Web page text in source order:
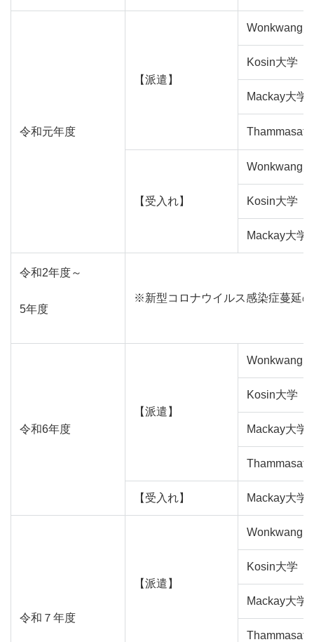
令和元年度
【派遣】
Wonkwang
Kosin大学
Mackay大学
Thammasat
【受入れ】
Wonkwang
Kosin大学
Mackay大学
令和2年度～
5年度
※新型コロナウイルス感染症蔓延
令和6年度
【派遣】
Wonkwang
Kosin大学
Mackay大学
Thammasat
【受入れ】 Mackay大学
令和７年度
【派遣】
Wonkwang
Kosin大学
Mackay大学
Thammasat